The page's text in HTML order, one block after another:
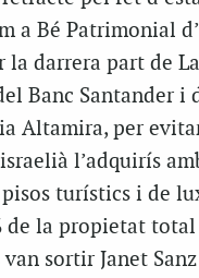
a Bé Patrimonial
la darrera part de
Banc Santander i
Altamira, per
l’adquirís
turístics i de
de la propietat total
van sortir Janet